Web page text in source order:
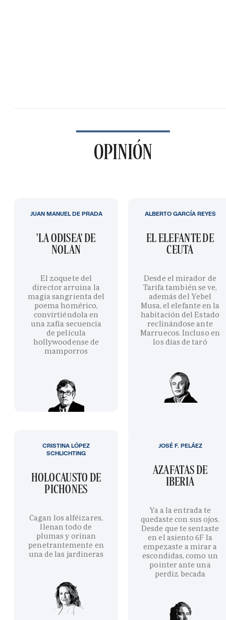
OPINIÓN
'LA ODISEA' DE
NOLAN
El zoquete del
director arruina la
magia sangrienta del
poema homérico,
convirtiéndola en
una zafia secuencia
de película
hollywoodense de
mamporros
JUAN MANUEL DE PRADA
EL ELEFANTE DE
CEUTA
Desde el mirador de
Tarifa también se ve,
además del Yebel
Musa, el elefante en la
habitación del Estado
reclinándose ante
Marruecos. Incluso en
los días de taró
ALBERTO GARCÍA REYES
HOLOCAUSTO DE
PICHONES
Cagan los alféizares,
llenan todo de
plumas y orinan
penetrantemente en
una de las jardineras
CRISTINA LÓPEZ
SCHLICHTING
AZAFATAS DE
IBERIA
Ya a la entrada te
quedaste con sus ojos.
Desde que te sentaste
en el asiento 6F la
empezaste a mirar a
escondidas, como un
pointer ante una
perdiz becada
JOSÉ F. PELÁEZ